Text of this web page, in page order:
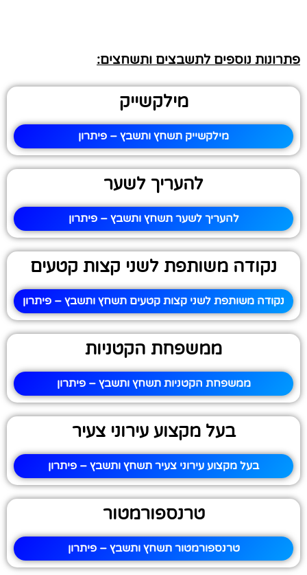
פתרונות נוספים לתשבצים ותשחצים:
מילקשייק
מילקשייק תשחץ ותשבץ – פיתרון
להעריך לשער
להעריך לשער תשחץ ותשבץ – פיתרון
נקודה משותפת לשני קצות קטעים
נקודה משותפת לשני קצות קטעים תשחץ ותשבץ – פיתרון
ממשפחת הקטניות
ממשפחת הקטניות תשחץ ותשבץ – פיתרון
בעל מקצוע עירוני צעיר
בעל מקצוע עירוני צעיר תשחץ ותשבץ – פיתרון
טרנספורמטור
טרנספורמטור תשחץ ותשבץ – פיתרון